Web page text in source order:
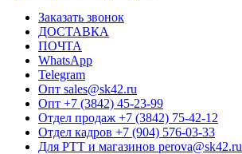
Заказать звонок
ДОСТАВКА
ПОЧТА
WhatsApp
Telegram
Опт sales@sk42.ru
Опт +7 (3842) 45-23-99
Отдел продаж +7 (3842) 75-42-12
Отдел кадров +7 (904) 576-03-33
Для РТТ и магазинов perova@sk42.ru